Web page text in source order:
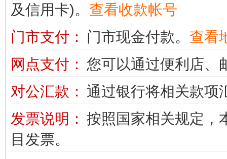
及信用卡)。 查看收款帐号
门市支付： 门市现金付款。 查看
网点支付： 您可以通过便利店、
对公汇款： 通过银行将相关款项
发票说明： 按照国家相关规定，
目发票。